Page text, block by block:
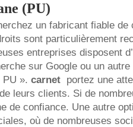
(PU)
un fabricant fiable
sont particulièrement
entreprises disposent
sur Google ou un
PU ». carnet portez une
leurs clients. Si de
de confiance. Une autre
où de nombreuses